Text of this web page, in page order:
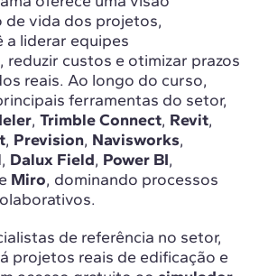
de vida dos projetos,
a liderar equipes
reduzir custos e otimizar prazos
reais. Ao longo do curso,
ferramentas do setor,
, Trimble Connect, Revit,
, Prevision, Navisworks,
, Dalux Field, Power BI,
e Miro, dominando processos
de referência no setor,
projetos reais de edificação e